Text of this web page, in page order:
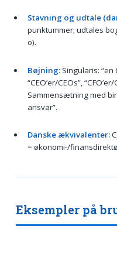
Stavning og udtale
punktummer; udtales
o).
Bøjning:Singularis: “en
“CEO’er/CEOs”,
Sammensætning med
ansvar”.
Danske ækvivalenter:
= økonomi-/
Eksempler på